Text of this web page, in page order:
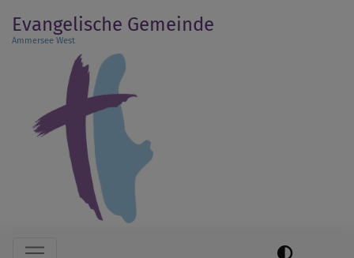
zum
Inhalt
Evangelische Gemeinde
Ammersee West
Hauptnavigation